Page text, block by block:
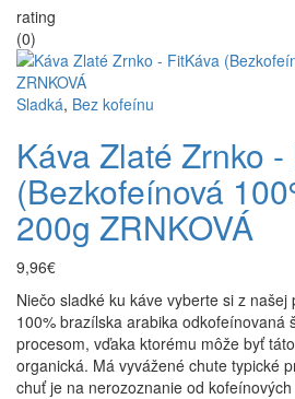
rating
(0)
Sladká, Bez kofeínu
Káva Zlaté Zrnko
(Bezkofeínová
200g ZRNKOVÁ
9,96€
Niečo sladké ku káve vyberte si z našej
100% brazílska arabika odkofeínovaná
procesom, vďaka ktorému môže byť
organická. Má vyvážené chute typické
chuť je na nerozoznanie od